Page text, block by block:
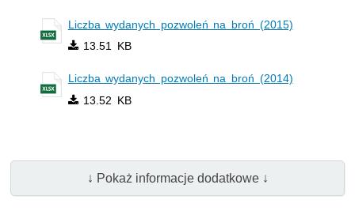
Liczba wydanych pozwoleń na broń (2015)
13.51 KB
Liczba wydanych pozwoleń na broń (2014)
13.52 KB
↓ Pokaż informacje dodatkowe ↓